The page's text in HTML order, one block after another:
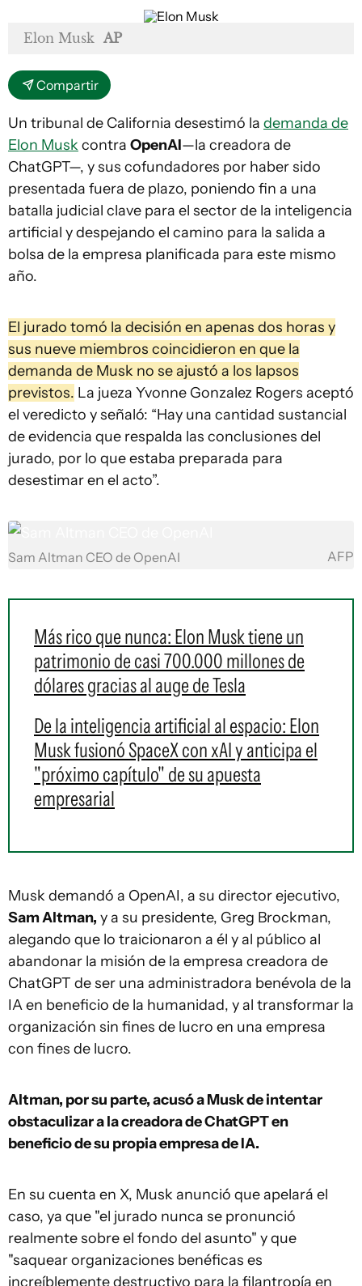
Elon Musk AP
Compartir
Un tribunal de California desestimó la demanda de
Elon Musk contra OpenAI—la creadora de
ChatGPT—, y sus cofundadores por haber sido
presentada fuera de plazo, poniendo fin a una
batalla judicial clave para el sector de la inteligencia
artificial y despejando el camino para la salida a
bolsa de la empresa planificada para este mismo
año.
El jurado tomó la decisión en apenas dos horas y
sus nueve miembros coincidieron en que la
demanda de Musk no se ajustó a los lapsos
previstos. La jueza Yvonne Gonzalez Rogers aceptó
el veredicto y señaló: “Hay una cantidad sustancial
de evidencia que respalda las conclusiones del
jurado, por lo que estaba preparada para
desestimar en el acto”.
Sam Altman CEO de OpenAI AFP
Más rico que nunca: Elon Musk tiene un
patrimonio de casi 700.000 millones de
dólares gracias al auge de Tesla
De la inteligencia artificial al espacio: Elon
Musk fusionó SpaceX con xAI y anticipa el
"próximo capítulo" de su apuesta
empresarial
Musk demandó a OpenAI, a su director ejecutivo,
Sam Altman, y a su presidente, Greg Brockman,
alegando que lo traicionaron a él y al público al
abandonar la misión de la empresa creadora de
ChatGPT de ser una administradora benévola de la
IA en beneficio de la humanidad, y al transformar la
organización sin fines de lucro en una empresa
con fines de lucro.
Altman, por su parte, acusó a Musk de intentar
obstaculizar a la creadora de ChatGPT en
beneficio de su propia empresa de IA.
En su cuenta en X, Musk anunció que apelará el
caso, ya que "el jurado nunca se pronunció
realmente sobre el fondo del asunto" y que
"saquear organizaciones benéficas es
increíblemente destructivo para la filantropía en